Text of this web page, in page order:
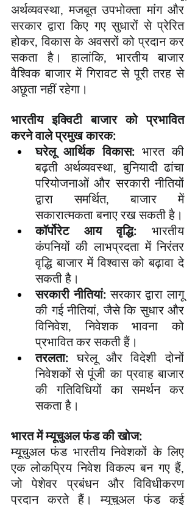
अर्थव्यवस्था, मजबूत उपभोक्ता मांग और
सरकार द्वारा किए गए सुधारों से प्रेरित
होकर, विकास के अवसरों को प्रदान कर
सकता है। हालांकि, भारतीय बाजार
वैश्विक बाजार में गिरावट से पूरी तरह से
अछूता नहीं रहेगा।
भारतीय इक्विटी बाजार को प्रभावित
करने वाले प्रमुख कारक:
घरेलू आर्थिक विकास: भारत की
बढ़ती अर्थव्यवस्था, बुनियादी ढांचा
परियोजनाओं और सरकारी नीतियों
द्वारा समर्थित, बाजार में
सकारात्मकता बनाए रख सकती है।
कॉर्पोरेट आय वृद्धि: भारतीय
कंपनियों की लाभप्रदता में निरंतर
वृद्धि बाजार में विश्वास को बढ़ावा दे
सकती है।
सरकारी नीतियां: सरकार द्वारा लागू
की गई नीतियां, जैसे कि सुधार और
विनिवेश, निवेशक भावना को
प्रभावित कर सकती हैं।
तरलता: घरेलू और विदेशी दोनों
निवेशकों से पूंजी का प्रवाह बाजार
की गतिविधियों का समर्थन कर
सकता है।
भारत में म्यूचुअल फंड की खोज:
म्यूचुअल फंड भारतीय निवेशकों के लिए
एक लोकप्रिय निवेश विकल्प बन गए हैं,
जो पेशेवर प्रबंधन और विविधीकरण
प्रदान करते हैं। म्यूचुअल फंड कई